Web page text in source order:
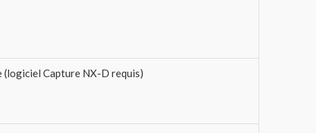
(logiciel Capture NX-D requis)